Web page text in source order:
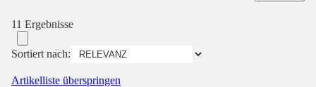
11 Ergebnisse
Sortiert nach:
Artikelliste überspringen